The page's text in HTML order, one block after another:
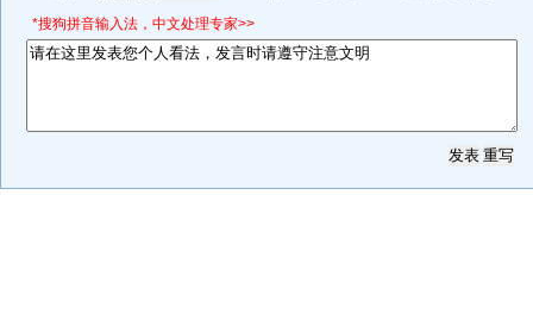
*搜狗拼音输入法，中文处理专家>>